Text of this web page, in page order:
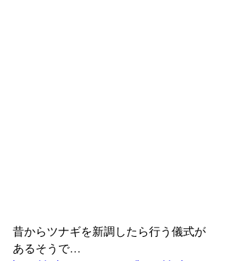
昔からツナギを新調したら行う儀式が
あるそうで…